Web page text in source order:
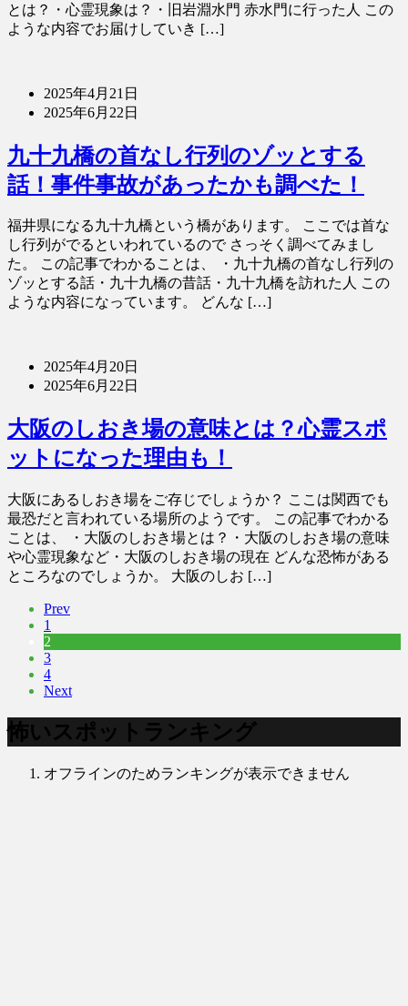
とは？・心霊現象は？・旧岩淵水門 赤水門に行った人 この
ような内容でお届けしていき […]
2025年4月21日
2025年6月22日
九十九橋の首なし行列のゾッとする
話！事件事故があったかも調べた！
福井県になる九十九橋という橋があります。 ここでは首な
し行列がでるといわれているので さっそく調べてみまし
た。 この記事でわかることは、 ・九十九橋の首なし行列の
ゾッとする話・九十九橋の昔話・九十九橋を訪れた人 この
ような内容になっています。 どんな […]
2025年4月20日
2025年6月22日
大阪のしおき場の意味とは？心霊スポ
ットになった理由も！
大阪にあるしおき場をご存じでしょうか？ ここは関西でも
最恐だと言われている場所のようです。 この記事でわかる
ことは、 ・大阪のしおき場とは？・大阪のしおき場の意味
や心霊現象など・大阪のしおき場の現在 どんな恐怖がある
ところなのでしょうか。 大阪のしお […]
Prev
1
2
3
4
Next
怖いスポットランキング
オフラインのためランキングが表示できません